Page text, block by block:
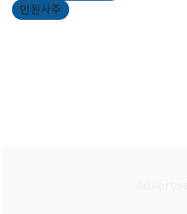
민원사주